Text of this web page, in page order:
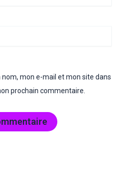
nom, mon e-mail et mon site dans
prochain commentaire.